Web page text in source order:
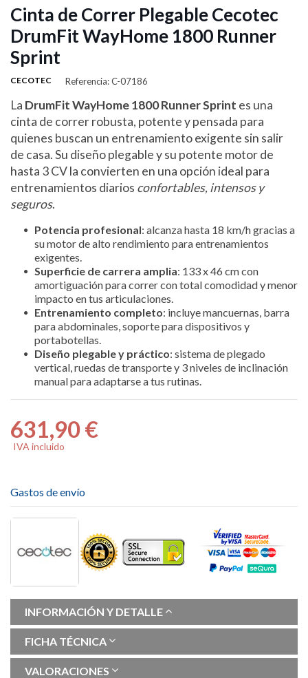
Cinta de Correr Plegable Cecotec
DrumFit WayHome 1800 Runner
Sprint
CECOTEC Referencia: C-07186
La DrumFit WayHome 1800 Runner Sprint es una
cinta de correr robusta, potente y pensada para
quienes buscan un entrenamiento exigente sin salir
de casa. Su diseño plegable y su potente motor de
hasta 3 CV la convierten en una opción ideal para
entrenamientos diarios confortables, intensos y
seguros.
Potencia profesional: alcanza hasta 18 km/h gracias a
su motor de alto rendimiento para entrenamientos
exigentes.
Superficie de carrera amplia: 133 x 46 cm con
amortiguación para correr con total comodidad y menor
impacto en tus articulaciones.
Entrenamiento completo: incluye mancuernas, barra
para abdominales, soporte para dispositivos y
portabotellas.
Diseño plegable y práctico: sistema de plegado
vertical, ruedas de transporte y 3 niveles de inclinación
manual para adaptarse a tus rutinas.
631,90 €
IVA incluido
Gastos de envío
INFORMACIÓN Y DETALLE
FICHA TÉCNICA
VALORACIONES